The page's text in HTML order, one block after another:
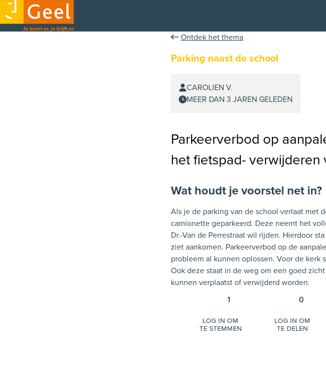
Ontdek het thema
Parking naast de school
CAROLIEN V.
MEER DAN 3 JAREN GELEDEN
Parkeerverbod op
het fietspad- verwijderen
Wat houdt je voorstel net in?
Als je de parking van de school verlaat met
camionette geparkeerd. Deze neemt het
Dr.-Van de Perrestraat wil rijden. Hierdoor
ziet aankomen. Parkeerverbod op de
probleem al kunnen oplossen. Voor de kerk
Ook deze staat in de weg om een goed
kunnen verplaatst of verwijderd worden.
1
Log in om
te stemmen
0
Log in om
te delen